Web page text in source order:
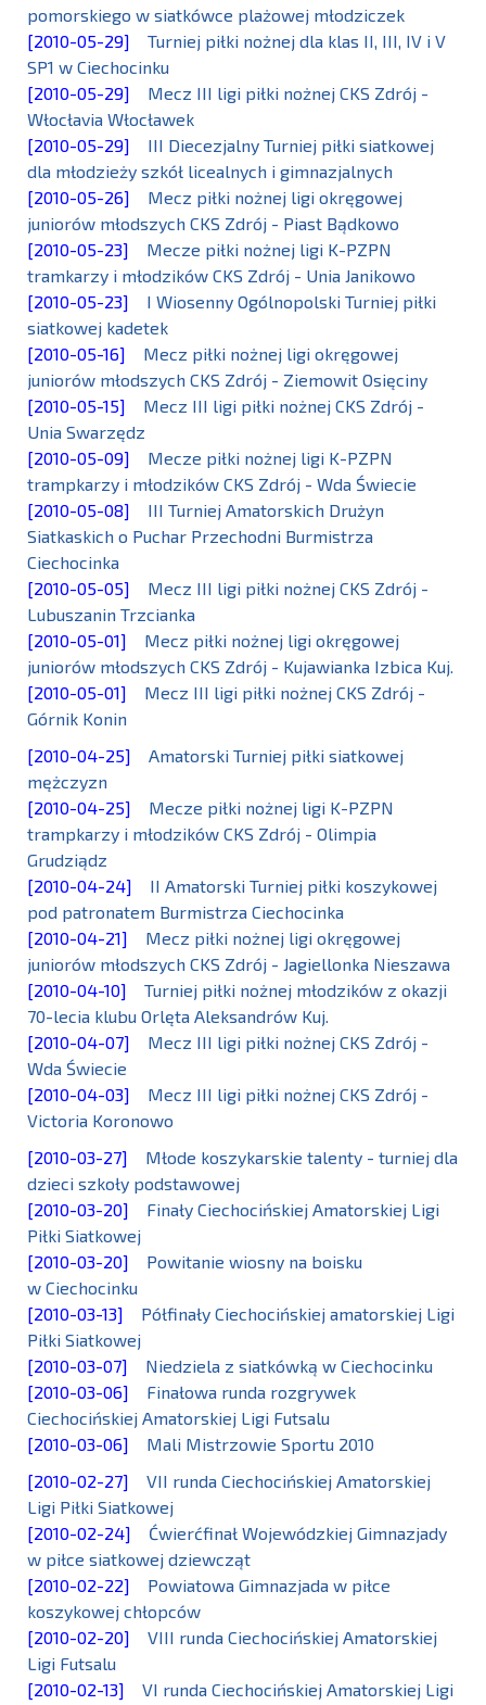
pomorskiego w siatkówce plażowej młodziczek
[2010-05-29] Turniej piłki nożnej dla klas II, III, IV i V
SP1 w Ciechocinku
[2010-05-29] Mecz III ligi piłki nożnej CKS Zdrój -
Włocłavia Włocławek
[2010-05-29]
III Diecezjalny Turniej piłki siatkowej
dla młodzieży szkół licealnych i gimnazjalnych
[2010-05-26] Mecz piłki nożnej ligi okręgowej
juniorów młodszych CKS Zdrój - Piast Bądkowo
[2010-05-23] Mecze piłki nożnej ligi K-PZPN
tramkarzy i młodzików CKS Zdrój - Unia Janikowo
[2010-05-23] I Wiosenny Ogólnopolski Turniej piłki
siatkowej kadetek
[2010-05-16] Mecz piłki nożnej ligi okręgowej
juniorów młodszych CKS Zdrój - Ziemowit Osięciny
[2010-05-15] Mecz III ligi piłki nożnej CKS Zdrój -
Unia Swarzędz
[2010-05-09] Mecze piłki nożnej ligi K-PZPN
trampkarzy i młodzików CKS Zdrój - Wda Świecie
[2010-05-08] III Turniej Amatorskich Drużyn
Siatkaskich o Puchar Przechodni Burmistrza
Ciechocinka
[2010-05-05] Mecz III ligi piłki nożnej CKS Zdrój -
Lubuszanin Trzcianka
[2010-05-01] Mecz piłki nożnej ligi okręgowej
juniorów młodszych CKS Zdrój - Kujawianka Izbica Kuj.
[2010-05-01] Mecz III ligi piłki nożnej CKS Zdrój -
Górnik Konin
[2010-04-25]
Amatorski Turniej piłki siatkowej
mężczyzn
[2010-04-25] Mecze piłki nożnej ligi K-PZPN
trampkarzy i młodzików CKS Zdrój - Olimpia
Grudziądz
[2010-04-24] II Amatorski Turniej piłki koszykowej
pod patronatem Burmistrza Ciechocinka
[2010-04-21] Mecz piłki nożnej ligi okręgowej
juniorów młodszych CKS Zdrój - Jagiellonka Nieszawa
[2010-04-10] Turniej piłki nożnej młodzików z okazji
70-lecia klubu Orlęta Aleksandrów Kuj.
[2010-04-07] Mecz III ligi piłki nożnej CKS Zdrój -
Wda Świecie
[2010-04-03] Mecz III ligi piłki nożnej CKS Zdrój -
Victoria Koronowo
[2010-03-27] Młode koszykarskie talenty - turniej dla
dzieci szkoły podstawowej
[2010-03-20] Finały Ciechocińskiej Amatorskiej Ligi
Piłki Siatkowej
[2010-03-20] Powitanie wiosny na boisku
w Ciechocinku
[2010-03-13]
Półfinały Ciechocińskiej amatorskiej Ligi
Piłki Siatkowej
[2010-03-07] Niedziela z siatkówką w Ciechocinku
[2010-03-06] Finałowa runda rozgrywek
Ciechocińskiej Amatorskiej Ligi Futsalu
[2010-03-06] Mali Mistrzowie Sportu 2010
[2010-02-27]
VII runda Ciechocińskiej Amatorskiej
Ligi Piłki Siatkowej
[2010-02-24]
Ćwierćfinał Wojewódzkiej Gimnazjady
w piłce siatkowej dziewcząt
[2010-02-22] Powiatowa Gimnazjada w piłce
koszykowej chłopców
[2010-02-20] VIII runda Ciechocińskiej Amatorskiej
Ligi Futsalu
[2010-02-13] VI runda Ciechocińskiej Amatorskiej Ligi